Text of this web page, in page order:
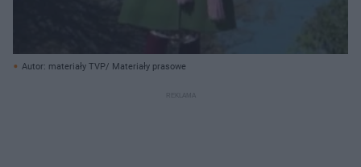
Autor: materiały TVP/ Materiały prasowe